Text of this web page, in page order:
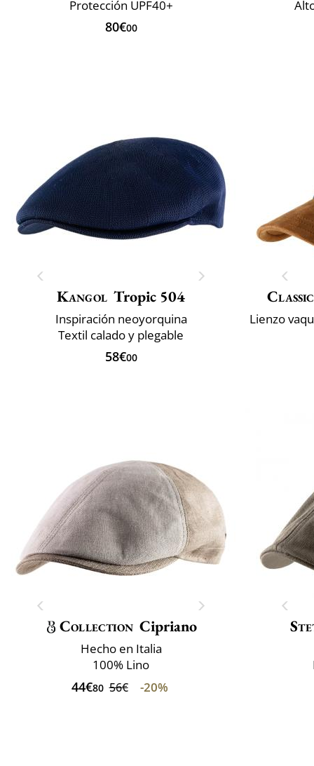
Protección UPF40+
80€00
Kangol Tropic 504
Inspiración neoyorquina
Textil calado y plegable
58€00
Collection Cipriano
Hecho en Italia
100% Lino
44€80 56€ -20%